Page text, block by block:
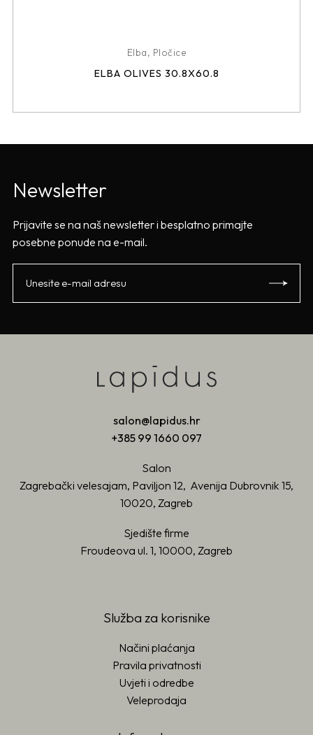
Elba, Pločice
ELBA OLIVES 30.8X60.8
Newsletter
Prijavite se na naš newsletter i besplatno primajte
posebne ponude na e-mail.
salon@lapidus.hr
+385 99 1660 097
Salon
Zagrebački velesajam, Paviljon 12, Avenija Dubrovnik 15,
10020, Zagreb
Sjedište firme
Froudeova ul. 1, 10000, Zagreb
Služba za korisnike
Načini plaćanja
Pravila privatnosti
Uvjeti i odredbe
Veleprodaja